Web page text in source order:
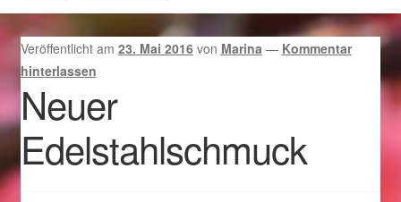
AGB
Beispiel-Seite
Datenschutz
Geschenke zu Ostern 2023
Veröffentlicht am 23. Mai 2016 von Marina — Kommentar
hinterlassen
Neuer
Edelstahlschmuck